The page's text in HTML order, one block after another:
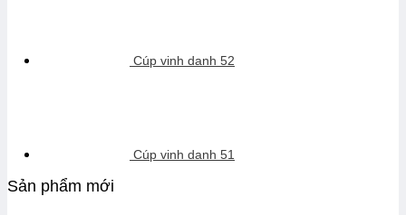
Cúp vinh danh 52
Cúp vinh danh 51
Sản phẩm mới